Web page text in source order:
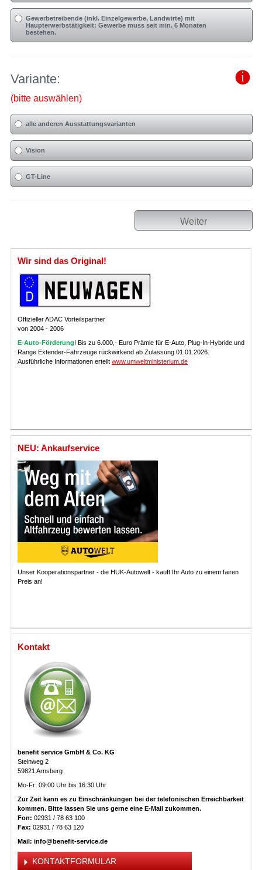
Gewerbetreibende (inkl. Einzelgewerbe, Landwirte) mit
Haupterwerbstätigkeit: Gewerbe muss seit min. 6 Monaten
bestehen.
Variante:
(bitte auswählen)
alle anderen Ausstattungsvarianten
Vision
GT-Line
Weiter
Wir sind das Original!
Offizieller ADAC Vorteilspartner
von 2004 - 2006
E-Auto-Förderung! Bis zu 6.000,- Euro Prämie für E-Auto, Plug-In-Hybride und
Range Extender-Fahrzeuge rückwirkend ab Zulassung 01.01.2026.
Ausführliche Informationen erteilt www.umweltministerium.de
NEU: Ankaufservice
Unser Kooperationspartner - die HUK-Autowelt - kauft Ihr Auto zu einem fairen
Preis an!
Kontakt
benefit service GmbH & Co. KG
Steinweg 2
59821 Arnsberg
Mo-Fr: 09:00 Uhr bis 16:30 Uhr
Zur Zeit kann es zu Einschränkungen bei der telefonischen Erreichbarkeit
kommen. Bitte lassen Sie uns gerne eine E-Mail zukommen.
Fon: 02931 / 78 63 100
Fax: 02931 / 78 63 120
Mail: info@benefit-service.de
KONTAKTFORMULAR